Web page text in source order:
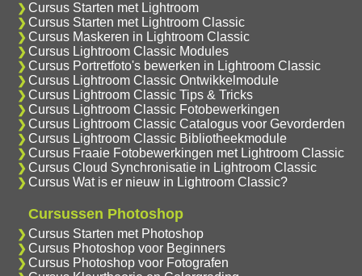
Cursus Starten met Lightroom
Cursus Starten met Lightroom Classic
Cursus Maskeren in Lightroom Classic
Cursus Lightroom Classic Modules
Cursus Portretfoto's bewerken in Lightroom Classic
Cursus Lightroom Classic Ontwikkelmodule
Cursus Lightroom Classic Tips & Tricks
Cursus Lightroom Classic Fotobewerkingen
Cursus Lightroom Classic Catalogus voor Gevorderden
Cursus Lightroom Classic Bibliotheekmodule
Cursus Fraaie Fotobewerkingen met Lightroom Classic
Cursus Cloud Synchronisatie in Lightroom Classic
Cursus Wat is er nieuw in Lightroom Classic?
Cursussen Photoshop
Cursus Starten met Photoshop
Cursus Photoshop voor Beginners
Cursus Photoshop voor Fotografen